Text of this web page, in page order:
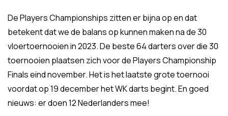
De Players Championships zitten er bijna op en dat
betekent dat we de balans op kunnen maken na de 30
vloertoernooien in 2023. De beste 64 darters over die 30
toernooien plaatsen zich voor de Players Championship
Finals eind november. Het is het laatste grote toernooi
voordat op 19 december het WK darts begint. En goed
nieuws: er doen 12 Nederlanders mee!